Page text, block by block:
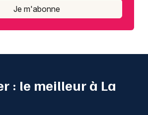
Je m'abonne
: le meilleur à La